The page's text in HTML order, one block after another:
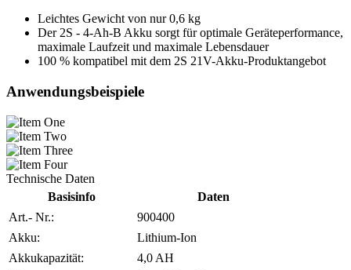
Leichtes Gewicht von nur 0,6 kg
Der 2S - 4-Ah-B Akku sorgt für optimale Geräteperformance,
maximale Laufzeit und maximale Lebensdauer
100 % kompatibel mit dem 2S 21V-Akku-Produktangebot
Anwendungsbeispiele
Technische Daten
Basisinfo
Daten
Art.- Nr.:
900400
Akku:
Lithium-Ion
Akkukapazität:
4,0 AH